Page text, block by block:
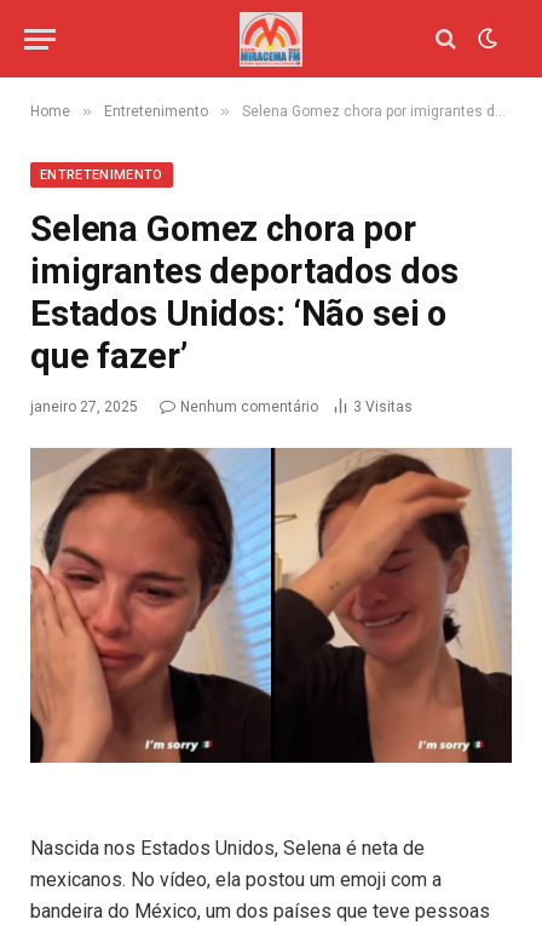
Home » Entretenimento » Selena Gomez chora por imigrantes deportados dos Estados Unidos: ‘Não sei o que fazer’
ENTRETENIMENTO
Selena Gomez chora por
imigrantes deportados dos
Estados Unidos: ‘Não sei o
que fazer’
janeiro 27, 2025 Nenhum comentário 3 Visitas
Nascida nos Estados Unidos, Selena é neta de
mexicanos. No vídeo, ela postou um emoji com a
bandeira do México, um dos países que teve pessoas